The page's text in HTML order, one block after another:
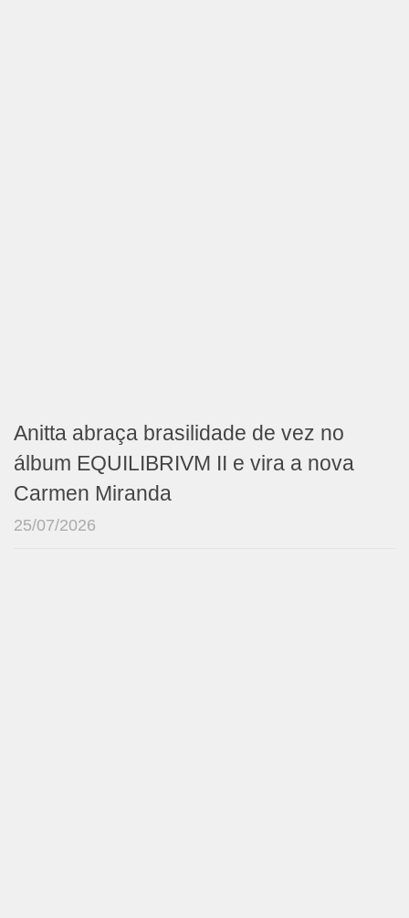
Anitta abraça brasilidade de vez no
álbum EQUILIBRIVM II e vira a nova
Carmen Miranda
25/07/2026